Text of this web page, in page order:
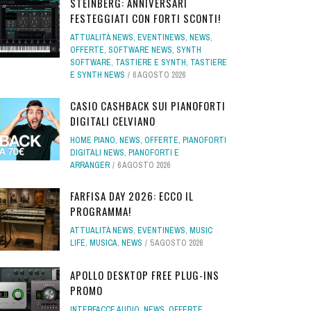
FESTEGGIATI CON FORTI SCONTI!
ATTUALITÀ NEWS, EVENTINEWS, NEWS,
OFFERTE, SOFTWARE NEWS, SYNTH
SOFTWARE, TASTIERE E SYNTH, TASTIERE
E SYNTH NEWS
6 AGOSTO 2026
CASIO CASHBACK SUI PIANOFORTI
DIGITALI CELVIANO
HOME PIANO, NEWS, OFFERTE, PIANOFORTI
DIGITALI NEWS, PIANOFORTI E
ARRANGER
6 AGOSTO 2026
FARFISA DAY 2026: ECCO IL
PROGRAMMA!
ATTUALITÀ NEWS, EVENTINEWS, MUSIC
LIFE, MUSICA, NEWS 5 AGOSTO 2026
APOLLO DESKTOP FREE PLUG-INS
PROMO